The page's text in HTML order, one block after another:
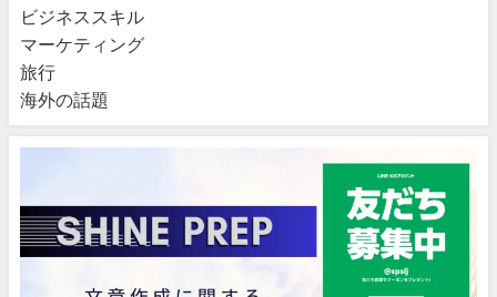
ビジネススキル
マーケティング
旅行
海外の話題